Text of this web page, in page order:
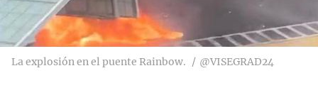
La explosión en el puente Rainbow. @VISEGRAD24